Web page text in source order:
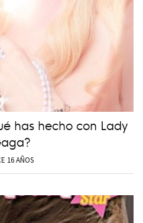
has hecho con Lady
16 AÑOS